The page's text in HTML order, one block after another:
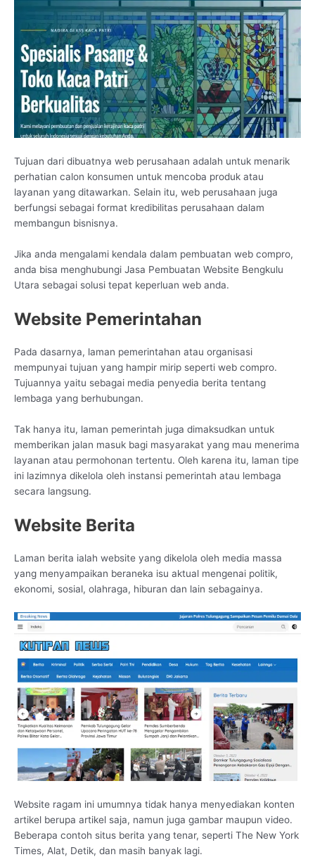
Tujuan dari dibuatnya web perusahaan adalah untuk menarik
perhatian calon konsumen untuk mencoba produk atau
layanan yang ditawarkan. Selain itu, web perusahaan juga
berfungsi sebagai format kredibilitas perusahaan dalam
membangun bisnisnya.
Jika anda mengalami kendala dalam pembuatan web compro,
anda bisa menghubungi Jasa Pembuatan Website Bengkulu
Utara sebagai solusi tepat keperluan web anda.
Website Pemerintahan
Pada dasarnya, laman pemerintahan atau organisasi
mempunyai tujuan yang hampir mirip seperti web compro.
Tujuannya yaitu sebagai media penyedia berita tentang
lembaga yang berhubungan.
Tak hanya itu, laman pemerintah juga dimaksudkan untuk
memberikan jalan masuk bagi masyarakat yang mau menerima
layanan atau permohonan tertentu. Oleh karena itu, laman tipe
ini lazimnya dikelola oleh instansi pemerintah atau lembaga
secara langsung.
Website Berita
Laman berita ialah website yang dikelola oleh media massa
yang menyampaikan beraneka isu aktual mengenai politik,
ekonomi, sosial, olahraga, hiburan dan lain sebagainya.
Website ragam ini umumnya tidak hanya menyediakan konten
artikel berupa artikel saja, namun juga gambar maupun video.
Beberapa contoh situs berita yang tenar, seperti The New York
Times, Alat, Detik, dan masih banyak lagi.